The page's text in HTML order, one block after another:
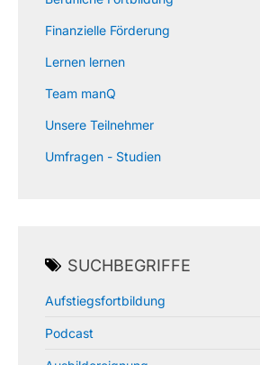
Finanzielle Förderung
Lernen lernen
Team manQ
Unsere Teilnehmer
Umfragen - Studien
SUCHBEGRIFFE
Aufstiegsfortbildung
Podcast